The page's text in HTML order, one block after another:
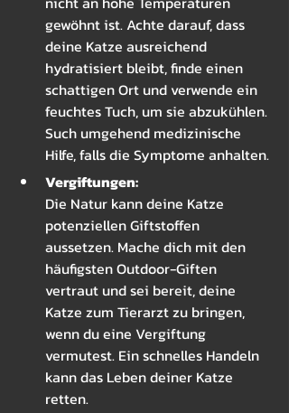
gewöhnt ist. Achte darauf, dass
deine Katze ausreichend
hydratisiert bleibt, finde einen
schattigen Ort und verwende ein
feuchtes Tuch, um sie abzukühlen.
Such umgehend medizinische
Hilfe, falls die Symptome anhalten.
Vergiftungen:
Die Natur kann deine Katze
potenziellen Giftstoffen
aussetzen. Mache dich mit den
häufigsten Outdoor-Giften
vertraut und sei bereit, deine
Katze zum Tierarzt zu bringen,
wenn du eine Vergiftung
vermutest. Ein schnelles Handeln
kann das Leben deiner Katze
retten.